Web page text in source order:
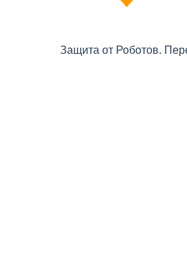
Защита от Роботов.